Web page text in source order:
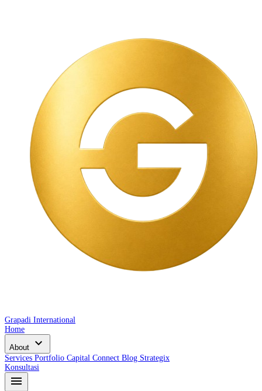
Grapadi International
Home
About expand_more
Services Portfolio Capital Connect Blog Strategix
Konsultasi
menu